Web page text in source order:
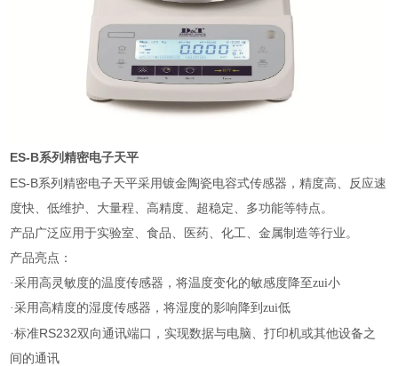
ES-B系列精密电子天平
ES-B系列精密电子天平采用镀金陶瓷电容式传感器，精度高、反应速
度快、低维护、大量程、高精度、超稳定、多功能等特点。
产品广泛应用于实验室、食品、医药、化工、金属制造等行业。
产品亮点：
·采用高灵敏度的温度传感器，将温度变化的敏感度降至zui小
·采用高精度的湿度传感器，将湿度的影响降到zui低
·标准RS232双向通讯端口，实现数据与电脑、打印机或其他设备之
间的通讯